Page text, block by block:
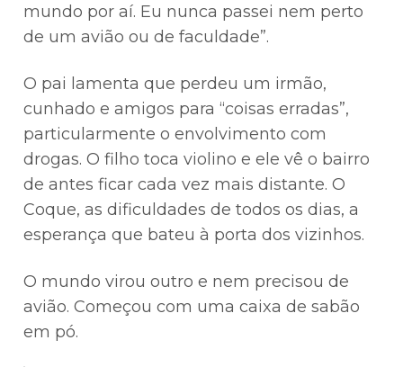
mundo por aí. Eu nunca passei nem perto
de um avião ou de faculdade”.
O pai lamenta que perdeu um irmão,
cunhado e amigos para “coisas erradas”,
particularmente o envolvimento com
drogas. O filho toca violino e ele vê o bairro
de antes ficar cada vez mais distante. O
Coque, as dificuldades de todos os dias, a
esperança que bateu à porta dos vizinhos.
O mundo virou outro e nem precisou de
avião. Começou com uma caixa de sabão
em pó.